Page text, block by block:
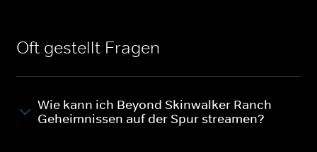
Oft gestellt Fragen
Wie kann ich Beyond Skinwalker Ranch -
Geheimnissen auf der Spur streamen?